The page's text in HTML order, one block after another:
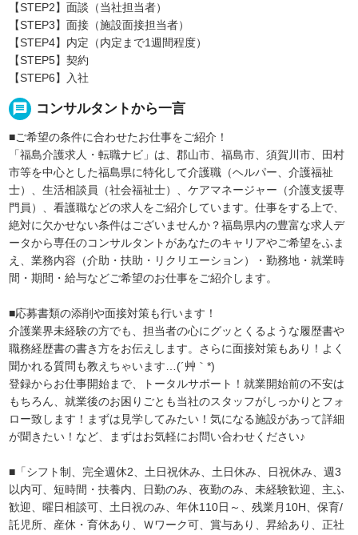
【STEP2】面談（当社担当者）
【STEP3】面接（施設面接担当者）
【STEP4】内定（内定まで1週間程度）
【STEP5】契約
【STEP6】入社
message コンサルタントから一言
■ご希望の条件に合わせたお仕事をご紹介！
「福島介護求人・転職ナビ」は、郡山市、福島市、須賀川市、田村
市等を中心とした福島県に特化して介護職（ヘルパー、介護福祉
士）、生活相談員（社会福祉士）、ケアマネージャー（介護支援専
門員）、看護職などの求人をご紹介しています。仕事をする上で、
絶対に欠かせない条件はございませんか？福島県内の豊富な求人デ
ータから専任のコンサルタントがあなたのキャリアやご希望をふま
え、業務内容（介助・扶助・リクリエーション）・勤務地・就業時
間・期間・給与などご希望のお仕事をご紹介します。
■応募書類の添削や面接対策も行います！
介護業界未経験の方でも、担当者の心にグッとくるような履歴書や
職務経歴書の書き方をお伝えします。さらに面接対策もあり！よく
聞かれる質問も教えちゃいます…(´艸｀*)
登録からお仕事開始まで、トータルサポート！就業開始前の不安は
もちろん、就業後のお困りごとも当社のスタッフがしっかりとフォ
ロー致します！まずは見学してみたい！気になる施設があって詳細
が聞きたい！など、まずはお気軽にお問い合わせください♪
■「シフト制、完全週休2、土日祝休み、土日休み、日祝休み、週3
以内可、短時間・扶養内、日勤のみ、夜勤のみ、未経験歓迎、主ふ
歓迎、曜日相談可、土日祝のみ、年休110日～、残業月10H、保育/
託児所、産休・育休あり、Ｗワーク可、賞与あり、昇給あり、正社